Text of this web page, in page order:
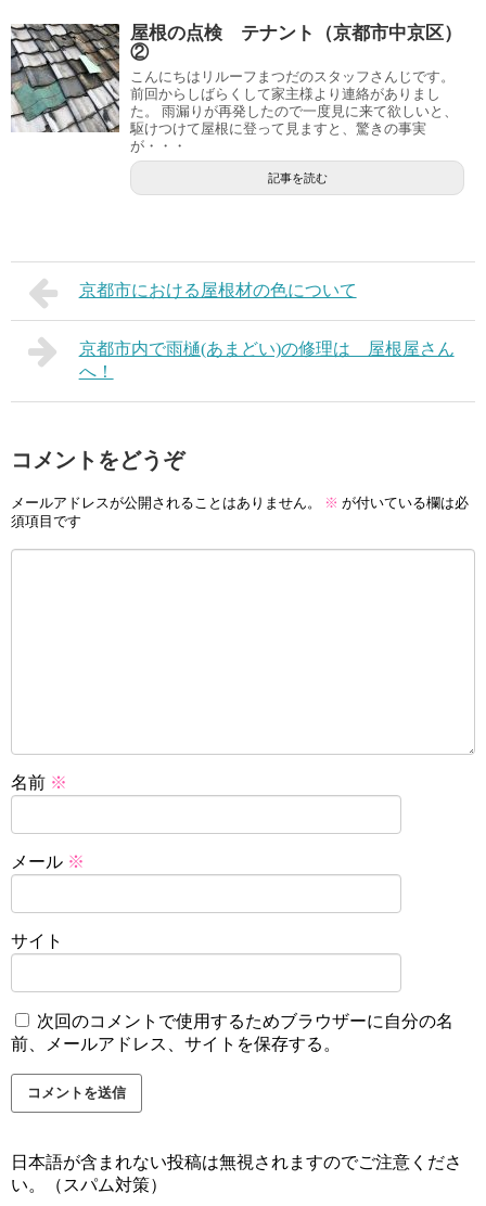
屋根の点検 テナント（京都市中京区）
②
こんにちはリルーフまつだのスタッフさんじです。
前回からしばらくして家主様より連絡がありまし
た。 雨漏りが再発したので一度見に来て欲しいと、
駆けつけて屋根に登って見ますと、驚きの事実
が・・・
記事を読む
京都市における屋根材の色について
京都市内で雨樋(あまどい)の修理は 屋根屋さん
へ！
コメントをどうぞ
メールアドレスが公開されることはありません。 ※ が付いている欄は必
須項目です
名前 ※
メール ※
サイト
次回のコメントで使用するためブラウザーに自分の名
前、メールアドレス、サイトを保存する。
日本語が含まれない投稿は無視されますのでご注意くださ
い。（スパム対策）